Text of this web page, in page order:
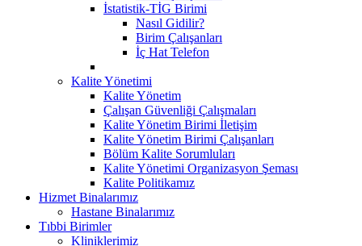
İstatistik-TİG Birimi
Nasıl Gidilir?
Birim Çalışanları
İç Hat Telefon
Kalite Yönetimi
Kalite Yönetim
Çalışan Güvenliği Çalışmaları
Kalite Yönetim Birimi İletişim
Kalite Yönetim Birimi Çalışanları
Bölüm Kalite Sorumluları
Kalite Yönetimi Organizasyon Şeması
Kalite Politikamız
Hizmet Binalarımız
Hastane Binalarımız
Tıbbi Birimler
Kliniklerimiz